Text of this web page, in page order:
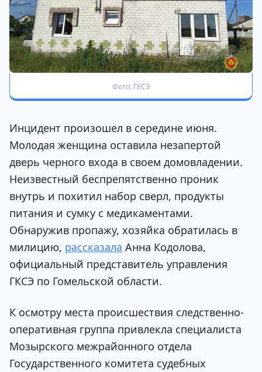
Фото: ГКСЭ
Инцидент произошел в середине июня.
Молодая женщина оставила незапертой
дверь черного входа в своем домовладении.
Неизвестный беспрепятственно проник
внутрь и похитил набор сверл, продукты
питания и сумку с медикаментами.
Обнаружив пропажу, хозяйка обратилась в
милицию, рассказала Анна Кодолова,
официальный представитель управления
ГКСЭ по Гомельской области.
К осмотру места происшествия следственно-
оперативная группа привлекла специалиста
Мозырского межрайонного отдела
Государственного комитета судебных